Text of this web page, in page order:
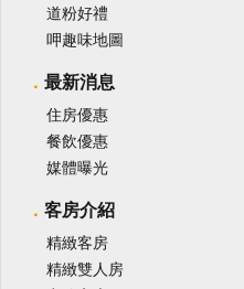
道粉好禮
呷趣味地圖
最新消息
住房優惠
餐飲優惠
媒體曝光
客房介紹
精緻客房
精緻雙人房